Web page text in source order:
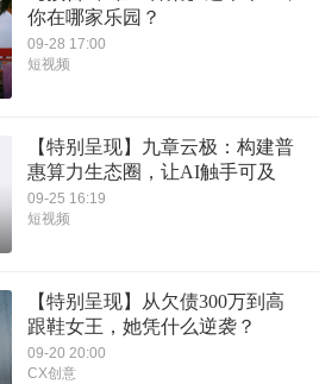
你在哪家乐园？
09-28 17:00
短视频
【特别呈现】九章云极：构建普
惠算力生态圈，让AI触手可及
09-25 16:19
短视频
【特别呈现】从欠债300万到高
跟鞋女王，她凭什么逆袭？
09-20 20:00
CX创意